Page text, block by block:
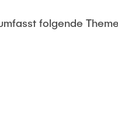
folgende